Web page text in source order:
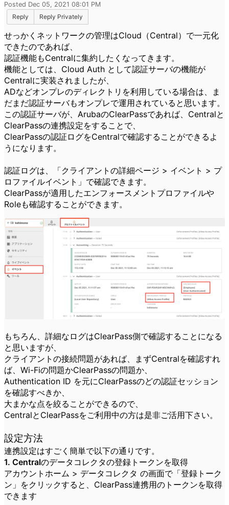
Posted Dec 05, 2021 08:01 PM
Reply
Reply Privately
せっかくネットワークの管理はCloud（Central）で一元化
できたのであれば、
認証機能もCentralに集約したくなってきます。
機能としては、Cloud Auth として認証サーバの機能が
Centralに実装されましたが、
ADなどオンプレのディレクトリを利用している場合は、ま
だまだ認証サーバもオンプレで運用されていると思います。
この認証サーバが、ArubaのClearPassであれば、Centralと
ClearPassの連携設定をすることで、
ClearPassの認証ログをCentralで確認することができるよ
うになります。
認証ログは、「クライアントの詳細ページ > イベント > プ
ロファイルイベント」で確認できます。
ClearPassが適用したエンフォースメントプロファイルや
Roleも確認することができます。
もちろん、詳細なログはClearPass側で確認することになる
と思いますが、
クライアントの接続問題があれば、まずCentralを確認すれ
ば、Wi-Fiの問題かClearPassの問題か、
Authentication ID を元にClearPassのどの認証セッション
を確認すべきか、
大まかな点を絞ることができるので、
CentralとClearPassをご利用中の方は是非ご活用下さい。
設定方法
連携設定はすごく簡単で以下の通りです。
1. Centralのデータコレクタの登録トークンを取得
アカウントホーム > データコレクタ の画面で「登録トーク
ン」をクリックすると、ClearPass連携用のトークンを取得
できます